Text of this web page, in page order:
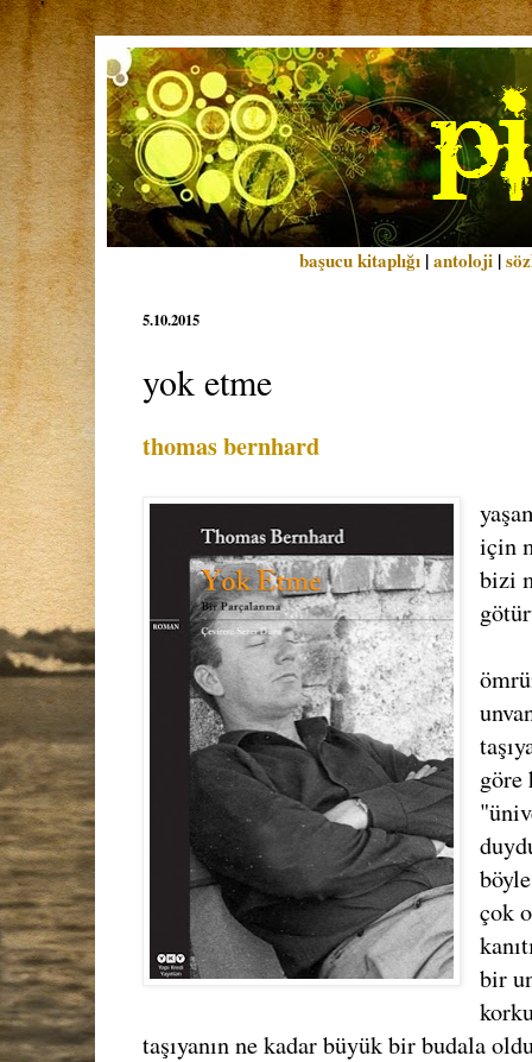
başucu kitaplığı |antoloji |
5.10.2015
yok etme
thomas bernhard
için
bizi
göre
çok
bir
taşıyanın ne kadar büyük bir budala